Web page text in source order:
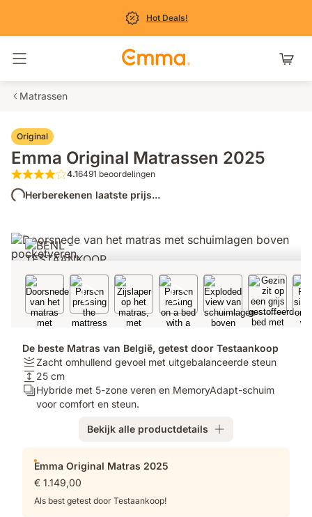
Hot Deals!
Navigatie in- en uitschakelen
Matrassen
Original
Emma Original Matrassen 2025
4.1 van de 5 sterren 6491 beoordelingen
4.16491 beoordelingen
Herberekenen laatste prijs...
De beste Matras van België, getest door Testaankoop
Stijfheid:
Zacht
omhullend
gevoel
uitgebalanceerde
Zacht omhullend gevoel met uitgebalanceerde steun
Hoogte:
25
25 cm
Lagen:
Hybride
veren
MemoryAdapt-
schuim
Hybride met 5-zone veren en MemoryAdapt-schuim
voor comfort en steun.
Bekijk alle productdetails
producten
Emma Original Matras 2025
€ 1.149,00
Als best getest door Testaankoop!